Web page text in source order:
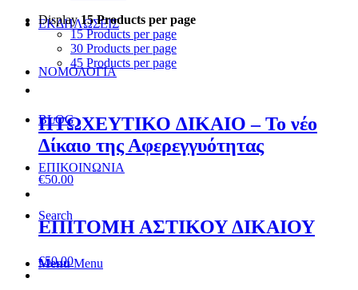
ΕΚΔΗΛΩΣΕΙΣ
ΝΟΜΟΛΟΓΙΑ
BLOG
ΕΠΙΚΟΙΝΩΝΙΑ
Search
Menu Menu
Display15 Products per page
15 Products per page
30 Products per page
45 Products per page
ΠΤΩΧΕΥΤΙΚΟ ∆ΙΚΑΙΟ – Το νέο
∆ίκαιο της Αφερεγγυότητας
€50.00
ΕΠΙΤΟΜΗ ΑΣΤΙΚΟΥ ΔΙΚΑΙΟΥ
€50.00